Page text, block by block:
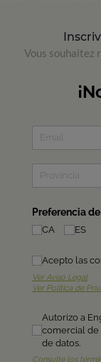
Vous souhaitez